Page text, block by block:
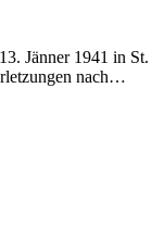
Jänner 1941 in
nach…